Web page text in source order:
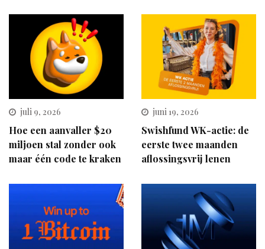
juli 9, 2026
Hoe een aanvaller $20
miljoen stal zonder ook
maar één code te kraken
juni 19, 2026
Swishfund WK-actie: de
eerste twee maanden
aflossingsvrij lenen